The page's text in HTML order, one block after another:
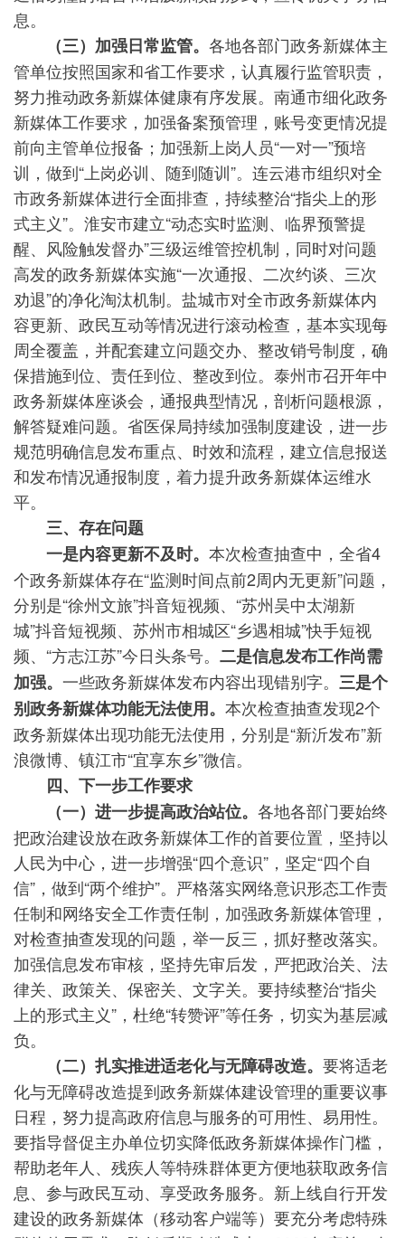
息。
（三）加强日常监管。 各地各部门政务新媒体主
管单位按照国家和省工作要求，认真履行监管职责，
努力推动政务新媒体健康有序发展。南通市细化政务
新媒体工作要求，加强备案预管理，账号变更情况提
前向主管单位报备；加强新上岗人员“一对一”预培
训，做到“上岗必训、随到随训”。连云港市组织对全
市政务新媒体进行全面排查，持续整治“指尖上的形
式主义”。淮安市建立“动态实时监测、临界预警提
醒、风险触发督办”三级运维管控机制，同时对问题
高发的政务新媒体实施“一次通报、二次约谈、三次
劝退”的净化淘汰机制。盐城市对全市政务新媒体内
容更新、政民互动等情况进行滚动检查，基本实现每
周全覆盖，并配套建立问题交办、整改销号制度，确
保措施到位、责任到位、整改到位。泰州市召开年中
政务新媒体座谈会，通报典型情况，剖析问题根源，
解答疑难问题。省医保局持续加强制度建设，进一步
规范明确信息发布重点、时效和流程，建立信息报送
和发布情况通报制度，着力提升政务新媒体运维水
平。
三、存在问题
一是内容更新不及时。 本次检查抽查中，全省4
个政务新媒体存在“监测时间点前2周内无更新”问题，
分别是“徐州文旅”抖音短视频、“苏州吴中太湖新
城”抖音短视频、苏州市相城区“乡遇相城”快手短视
频、“方志江苏”今日头条号。 二是信息发布工作尚需
加强。 一些政务新媒体发布内容出现错别字。 三是个
别政务新媒体功能无法使用。 本次检查抽查发现2个
政务新媒体出现功能无法使用，分别是“新沂发布”新
浪微博、镇江市“宜享东乡”微信。
四、下一步工作要求
（一）进一步提高政治站位。 各地各部门要始终
把政治建设放在政务新媒体工作的首要位置，坚持以
人民为中心，进一步增强“四个意识”，坚定“四个自
信”，做到“两个维护”。严格落实网络意识形态工作责
任制和网络安全工作责任制，加强政务新媒体管理，
对检查抽查发现的问题，举一反三，抓好整改落实。
加强信息发布审核，坚持先审后发，严把政治关、法
律关、政策关、保密关、文字关。要持续整治“指尖
上的形式主义”，杜绝“转赞评”等任务，切实为基层减
负。
（二）扎实推进适老化与无障碍改造。 要将适老
化与无障碍改造提到政务新媒体建设管理的重要议事
日程，努力提高政府信息与服务的可用性、易用性。
要指导督促主办单位切实降低政务新媒体操作门槛，
帮助老年人、残疾人等特殊群体更方便地获取政务信
息、参与政民互动、享受政务服务。新上线自行开发
建设的政务新媒体（移动客户端等）要充分考虑特殊